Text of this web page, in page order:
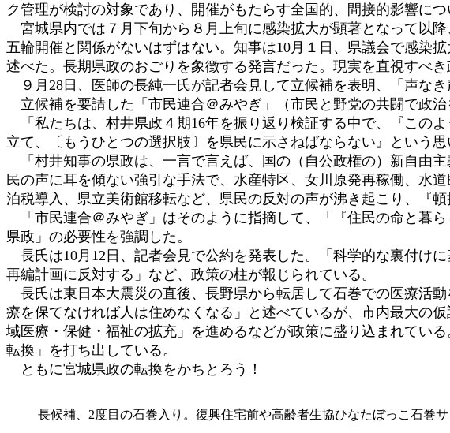
ク管理が検討の対象であり、開催がもたらす全国的、間接的影響に
宮城県内では７月下旬から８月上旬に感染拡大が顕著となって以
五輪開催と関係がないはずはない。知事は10月１日、県議会で感染
述べた。長期県政のおごりを象徴する発言だった。現実を直視すべ
９月28日、医師の長純一氏が記者会見して立候補を表明、「声な
立候補を要請した「市民連合＠みやぎ」（市民と野党の共闘で政
「私たちは、村井県政４期16年を振り返り検証する中で、『この
立て、〔もうひとつの選択肢〕を県民に示さねばならない』という思
「村井知事の県政は、一言で言えば、国の（自公政権の）新自由
民の声に耳を傾ない強引な手法で、水産特区、女川原発再稼働、水
泊税導入、県立美術館移転など、県民の反対の声が沸き起こり、『頓
「市民連合＠みやぎ」はそのように指摘して、「『住民の命と暮
県政」の必要性を強調した。
長氏は10月12日、記者会見で公約を発表した。「科学的な裏付け
再編計画に反対する」など、政策の柱が報じられている。
長氏は東日本大震災の直後、長野県から転居して石巻での医療活
療を保てなければ人は住めなくなる」と述べているが、市内最大の
域医療・保健・福祉の拡充」を進めるなどが政策に盛り込まれてい
転換」を打ち出している。
ともに宮城県政の転換をかちとろう！
長候補、2度目の石巻入り。復興住宅前や高齢者生協ひなたぼっこ石巻